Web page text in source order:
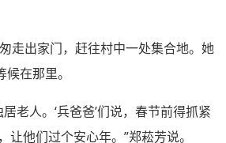
走出家门，赶往村中一处集合地。她
在那里。
老人。‘兵爸爸’们说，春节前得抓紧
让他们过个安心年。”郑菘芳说。